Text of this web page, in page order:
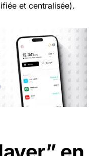
et centralisée).